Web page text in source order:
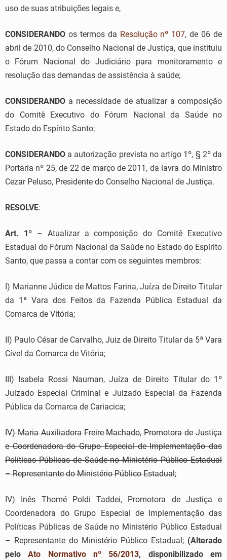
uso de suas atribuições legais e,
CONSIDERANDO os termos da Resolução nº 107, de 06 de
abril de 2010, do Conselho Nacional de Justiça, que instituiu
o Fórum Nacional do Judiciário para monitoramento e
resolução das demandas de assistência à saúde;
CONSIDERANDO a necessidade de atualizar a composição
do Comitê Executivo do Fórum Nacional da Saúde no
Estado do Espírito Santo;
CONSIDERANDO a autorização prevista no artigo 1º, § 2º da
Portaria nº 25, de 22 de março de 2011, da lavra do Ministro
Cezar Peluso, Presidente do Conselho Nacional de Justiça.
RESOLVE:
Art. 1º – Atualizar a composição do Comitê Executivo
Estadual do Fórum Nacional da Saúde no Estado do Espírito
Santo, que passa a contar com os seguintes membros:
I) Marianne Júdice de Mattos Farina, Juíza de Direito Titular
da 1ª Vara dos Feitos da Fazenda Pública Estadual da
Comarca de Vitória;
II) Paulo César de Carvalho, Juiz de Direito Titular da 5ª Vara
Cível da Comarca de Vitória;
III) Isabela Rossi Nauman, Juíza de Direito Titular do 1º
Juizado Especial Criminal e Juizado Especial da Fazenda
Pública da Comarca de Cariacica;
IV) Maria Auxiliadora Freire Machado, Promotora de Justiça
e Coordenadora do Grupo Especial de Implementação das
Políticas Públicas de Saúde no Ministério Público Estadual
– Representante do Ministério Público Estadual;
IV) Inês Thomé Poldi Taddei, Promotora de Justiça e
Coordenadora do Grupo Especial de Implementação das
Políticas Públicas de Saúde no Ministério Público Estadual
– Representante do Ministério Público Estadual; (Alterado
peloAto Normativo nº 56/2013, disponibilizado em